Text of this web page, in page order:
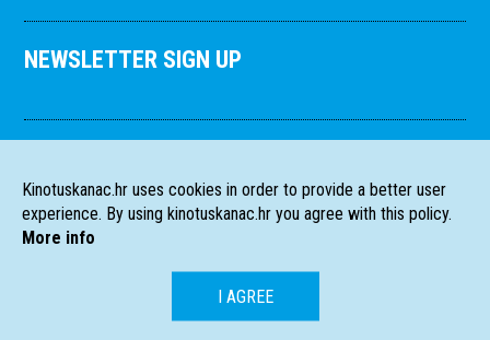
NEWSLETTER SIGN UP
Kinotuskanac.hr uses cookies in order to provide a better user
experience. By using kinotuskanac.hr you agree with this policy.
More info
I AGREE